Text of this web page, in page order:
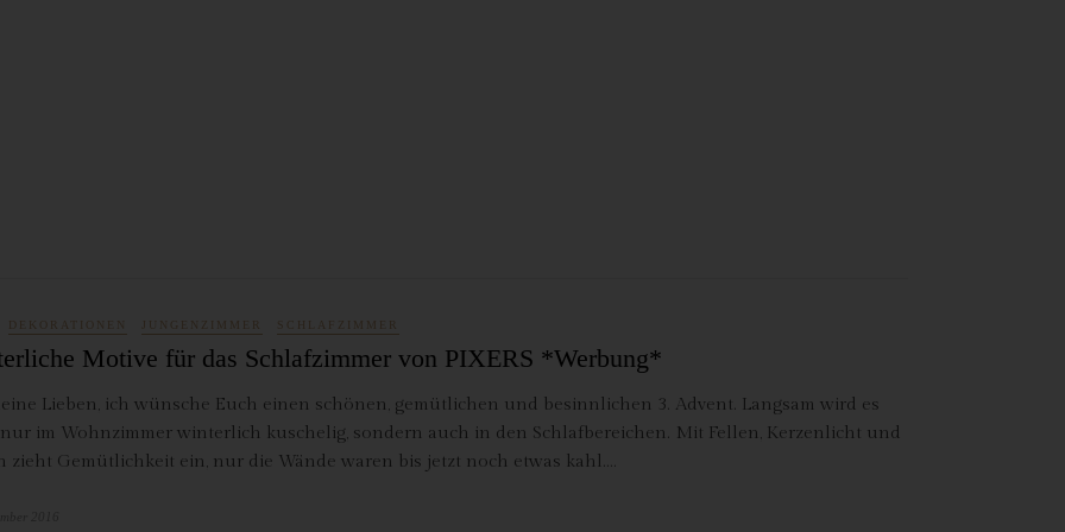
DEKORATIONEN JUNGENZIMMER SCHLAFZIMMER
Motive für das Schlafzimmer von PIXERS *Werbung*
Lieben, ich wünsche Euch einen schönen, gemütlichen und besinnlichen 3. Advent. Langsam wird es
im Wohnzimmer winterlich kuschelig, sondern auch in den Schlafbereichen. Mit Fellen, Kerzenlicht und
zieht Gemütlichkeit ein, nur die Wände waren bis jetzt noch etwas kahl.…